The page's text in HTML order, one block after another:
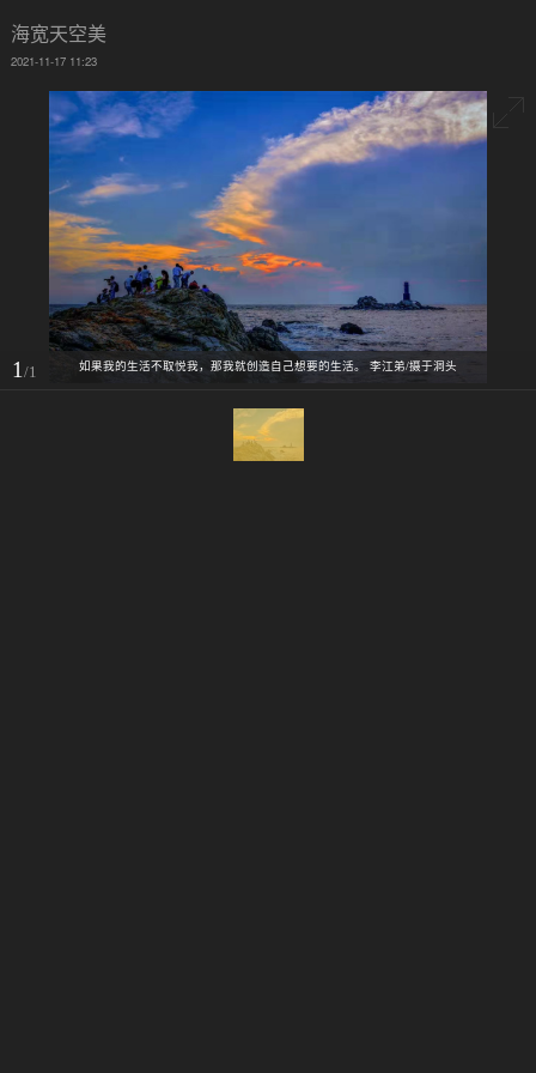
海宽天空美
2021-11-17 11:23
1/1 如果我的生活不取悦我，那我就创造自己想要的生活。 李江弟/摄于洞头